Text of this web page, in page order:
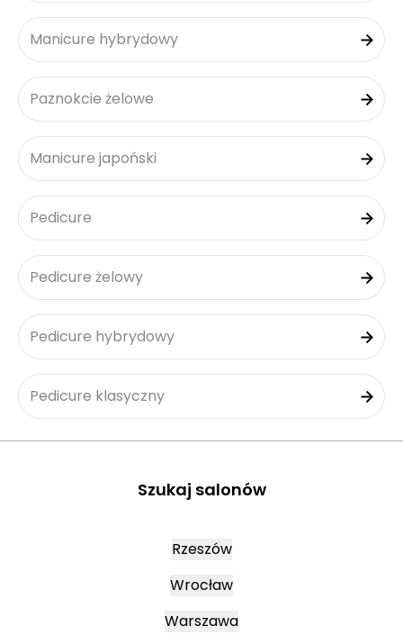
Manicure hybrydowy
Paznokcie żelowe
Manicure japoński
Pedicure
Pedicure żelowy
Pedicure hybrydowy
Pedicure klasyczny
Szukaj salonów
Rzeszów
Wrocław
Warszawa